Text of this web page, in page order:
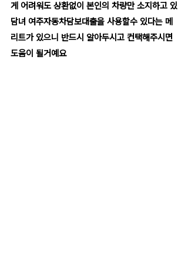
게 어려워도 상환없이 본인의 차량만 소지하고 있
담녀 여주자동차담보대출을 사용할수 있다는 메
리트가 있으니 반드시 알아두시고 컨택해주시면
도움이 될거예요